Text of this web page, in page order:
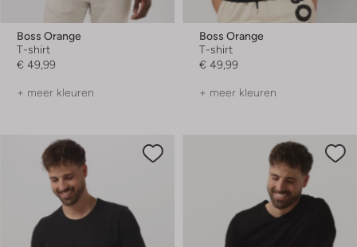
Boss Orange
T-shirt
€ 49,99
+ meer kleuren
Boss Orange
T-shirt
€ 49,99
+ meer kleuren